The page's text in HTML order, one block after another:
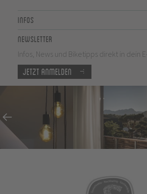
Infos
Newsletter
Infos, News und Biketipps direkt in dein
Jetzt anmelden